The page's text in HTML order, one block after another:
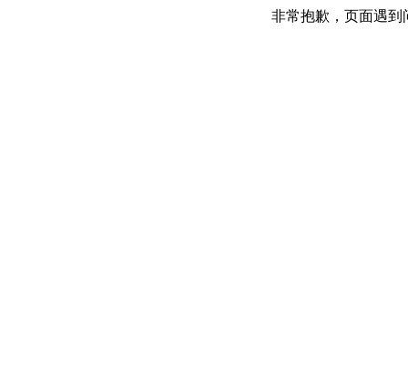
非常抱歉，页面遇到